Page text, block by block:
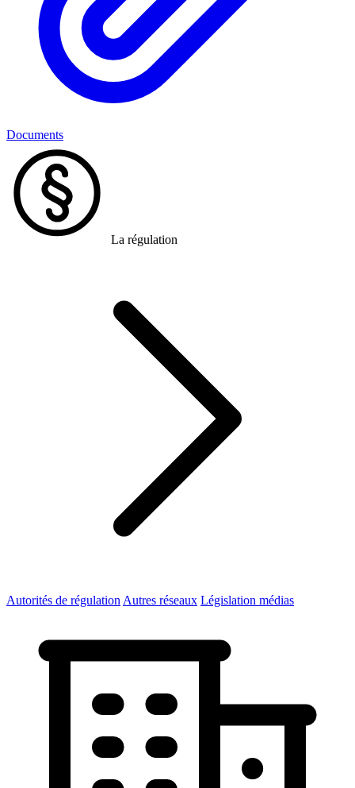
Documents
La régulation
Autorités de régulation Autres réseaux Législation médias